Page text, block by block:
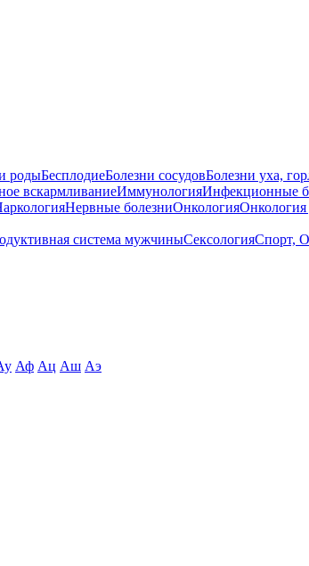
родыБесплодиеБолезни сосудовБолезни уха,
вскармливаниеИммунологияИнфекционные
Нервные болезниОнкология
система мужчиныСексологияСпорт,
Аф Ац Аш Аэ